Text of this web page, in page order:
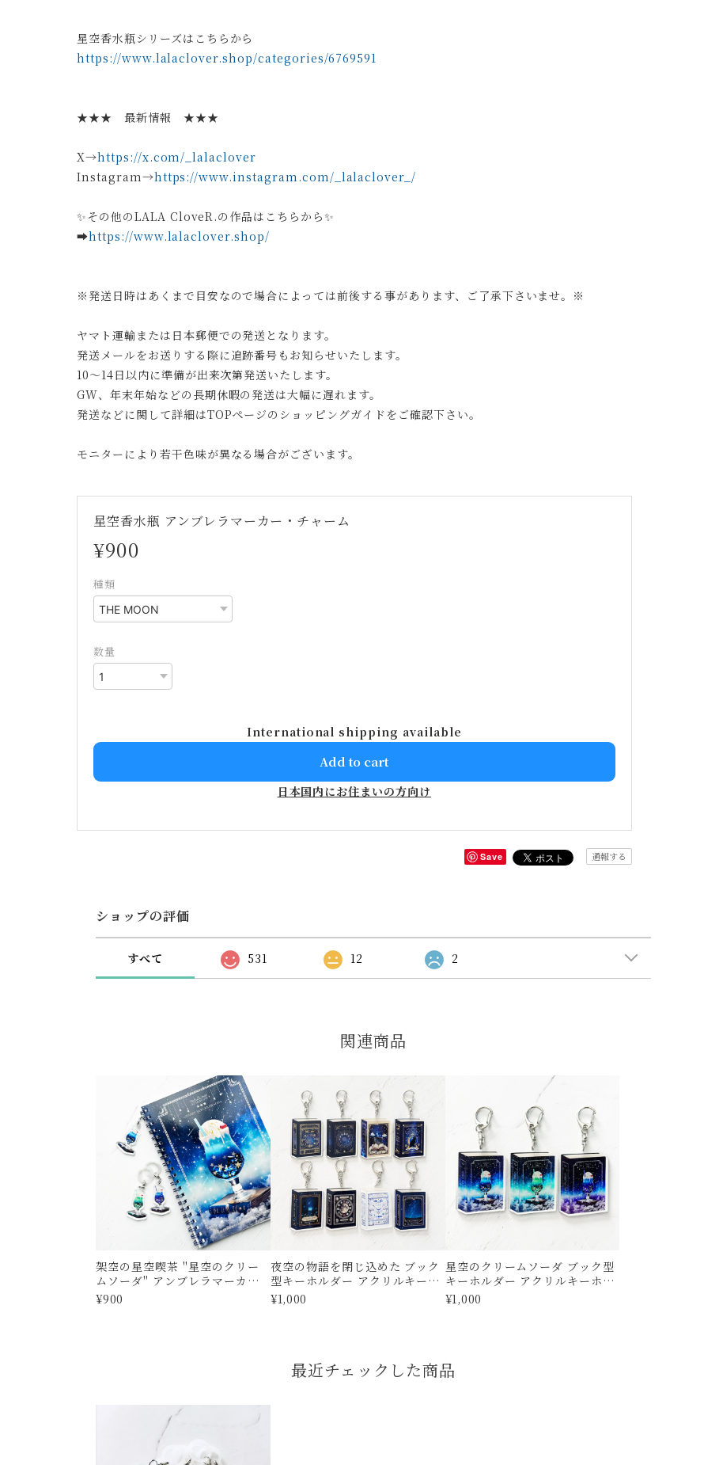
星空香水瓶シリーズはこちらから
https://www.lalaclover.shop/categories/6769591
★★★ 最新情報 ★★★
X→https://x.com/_lalaclover
Instagram→https://www.instagram.com/_lalaclover_/
✨その他のLALA CloveR.の作品はこちらから✨
➡︎https://www.lalaclover.shop/
※発送日時はあくまで目安なので場合によっては前後する事があります、ご了承下さいませ。※
ヤマト運輸または日本郵便での発送となります。
発送メールをお送りする際に追跡番号もお知らせいたします。
10〜14日以内に準備が出来次第発送いたします。
GW、年末年始などの長期休暇の発送は大幅に遅れます。
発送などに関して詳細はTOPページのショッピングガイドをご確認下さい。
モニターにより若干色味が異なる場合がございます。
星空香水瓶 アンブレラマーカー・チャーム
¥900
種類
数量
International shipping available
Add to cart
日本国内にお住まいの方向け
Save 通報する
ショップの評価
すべて 531 12 2
関連商品
架空の星空喫茶 "星空のクリー
ムソーダ" アンブレラマーカ
ー・チャーム
¥900
夜空の物語を閉じ込めた ブック
型キーホルダー アクリルキーホ
ルダー
¥1,000
星空のクリームソーダ ブック型
キーホルダー アクリルキーホル
ダー
¥1,000
最近チェックした商品